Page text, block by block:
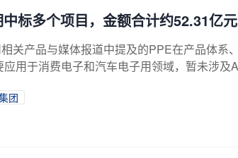
标多个项目，金额合计约52.31亿
相关产品与媒体报道中提及的PPE在产品体
用于消费电子和汽车电子用领域，暂未涉及
团